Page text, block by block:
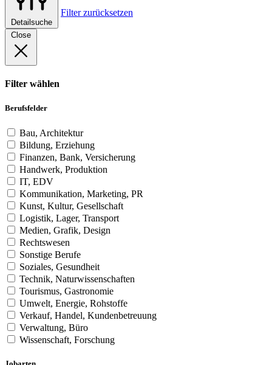
Detailsuche
Filter zurücksetzen
Close
Filter wählen
Berufsfelder
Bau, Architektur
Bildung, Erziehung
Finanzen, Bank, Versicherung
Handwerk, Produktion
IT, EDV
Kommunikation, Marketing, PR
Kunst, Kultur, Gesellschaft
Logistik, Lager, Transport
Medien, Grafik, Design
Rechtswesen
Sonstige Berufe
Soziales, Gesundheit
Technik, Naturwissenschaften
Tourismus, Gastronomie
Umwelt, Energie, Rohstoffe
Verkauf, Handel, Kundenbetreuung
Verwaltung, Büro
Wissenschaft, Forschung